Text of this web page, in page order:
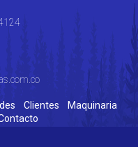
Clientes
Maquinaria